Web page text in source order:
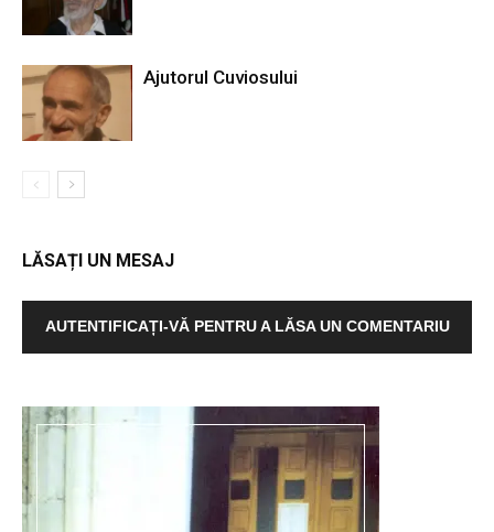
Ajutorul Cuviosului
LĂSAȚI UN MESAJ
AUTENTIFICAȚI-VĂ PENTRU A LĂSA UN COMENTARIU